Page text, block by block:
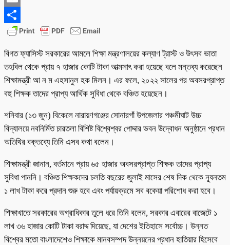
Email
Share
বিগত ফ্যাসিস্ট সরকারের আমলে শিক্ষা মন্ত্রণালয়ের কল্যাণ ট্রাস্ট ও উৎসব ভাতা
তহবিল থেকে প্রায় ৭ হাজার কোটি টাকা আত্মসাৎ করা হয়েছে বলে মন্তব্য করেছেন
শিক্ষামন্ত্রী আ ন ম এহসানুল হক মিলন। এর ফলে, ২০২২ সালের পর অবসরপ্রাপ্ত
বহু শিক্ষক তাদের প্রাপ্য আর্থিক সুবিধা থেকে বঞ্চিত হয়েছেন।
শনিবার (১৩ জুন) বিকেলে নারায়ণগঞ্জের সোনারগাঁ উপজেলার পঞ্চমীঘাট উচ্চ
বিদ্যালয়ে নবনির্মিত চারতলা বিশিষ্ট বিশ্বেশ্বর পোদ্দার ভবন উদ্বোধন অনুষ্ঠানে প্রধান
অতিথির বক্তব্যে তিনি এসব কথা বলেন।
শিক্ষামন্ত্রী জানান, বর্তমানে প্রায় ৬৫ হাজার অবসরপ্রাপ্ত শিক্ষক তাদের প্রাপ্য
সুবিধা পাননি। বঞ্চিত শিক্ষকদের চলতি বছরের জুলাই মাসের শেষ দিক থেকে ন্যূনতম
১ লাখ টাকা করে প্রদান শুরু হবে এবং পর্যায়ক্রমে সব বকেয়া পরিশোধ করা হবে।
শিক্ষাখাতে সরকারের অগ্রাধিকার তুলে ধরে তিনি বলেন, সরকার এবারের বাজেটে ১
লাখ ৩৬ হাজার কোটি টাকা বরাদ্দ দিয়েছে, যা দেশের ইতিহাসে সর্বোচ্চ। উন্নত
বিশ্বের মতো বাংলাদেশেও শিক্ষাকে মানবসম্পদ উন্নয়নের প্রধান হাতিয়ার হিসেবে